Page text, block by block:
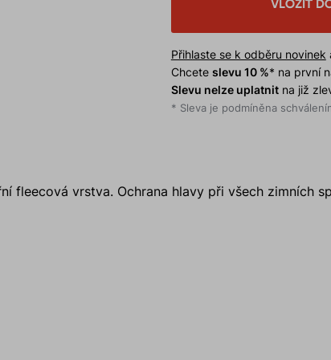
VLOŽIT
Přihlaste se k odběru novinek
Chcete slevu 10 %* na první
Slevu nelze uplatnitna již
* Sleva je podmíněna
fleecová vrstva. Ochrana hlavy při všech zimních